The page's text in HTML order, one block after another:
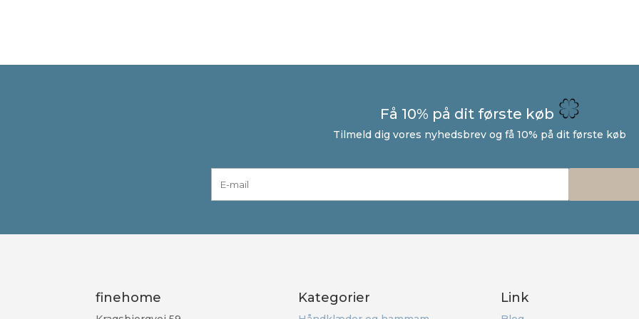
Få 10% på dit første køb
Tilmeld dig vores nyhedsbrev og få 10% på dit første køb
finehome Kategorier Link